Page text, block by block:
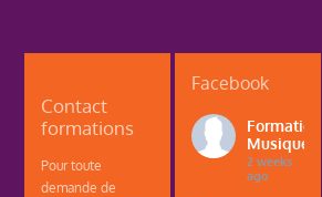
Contact
formations
Pour toute
demande de
Facebook
Formations
Musique
2 weeks
ago